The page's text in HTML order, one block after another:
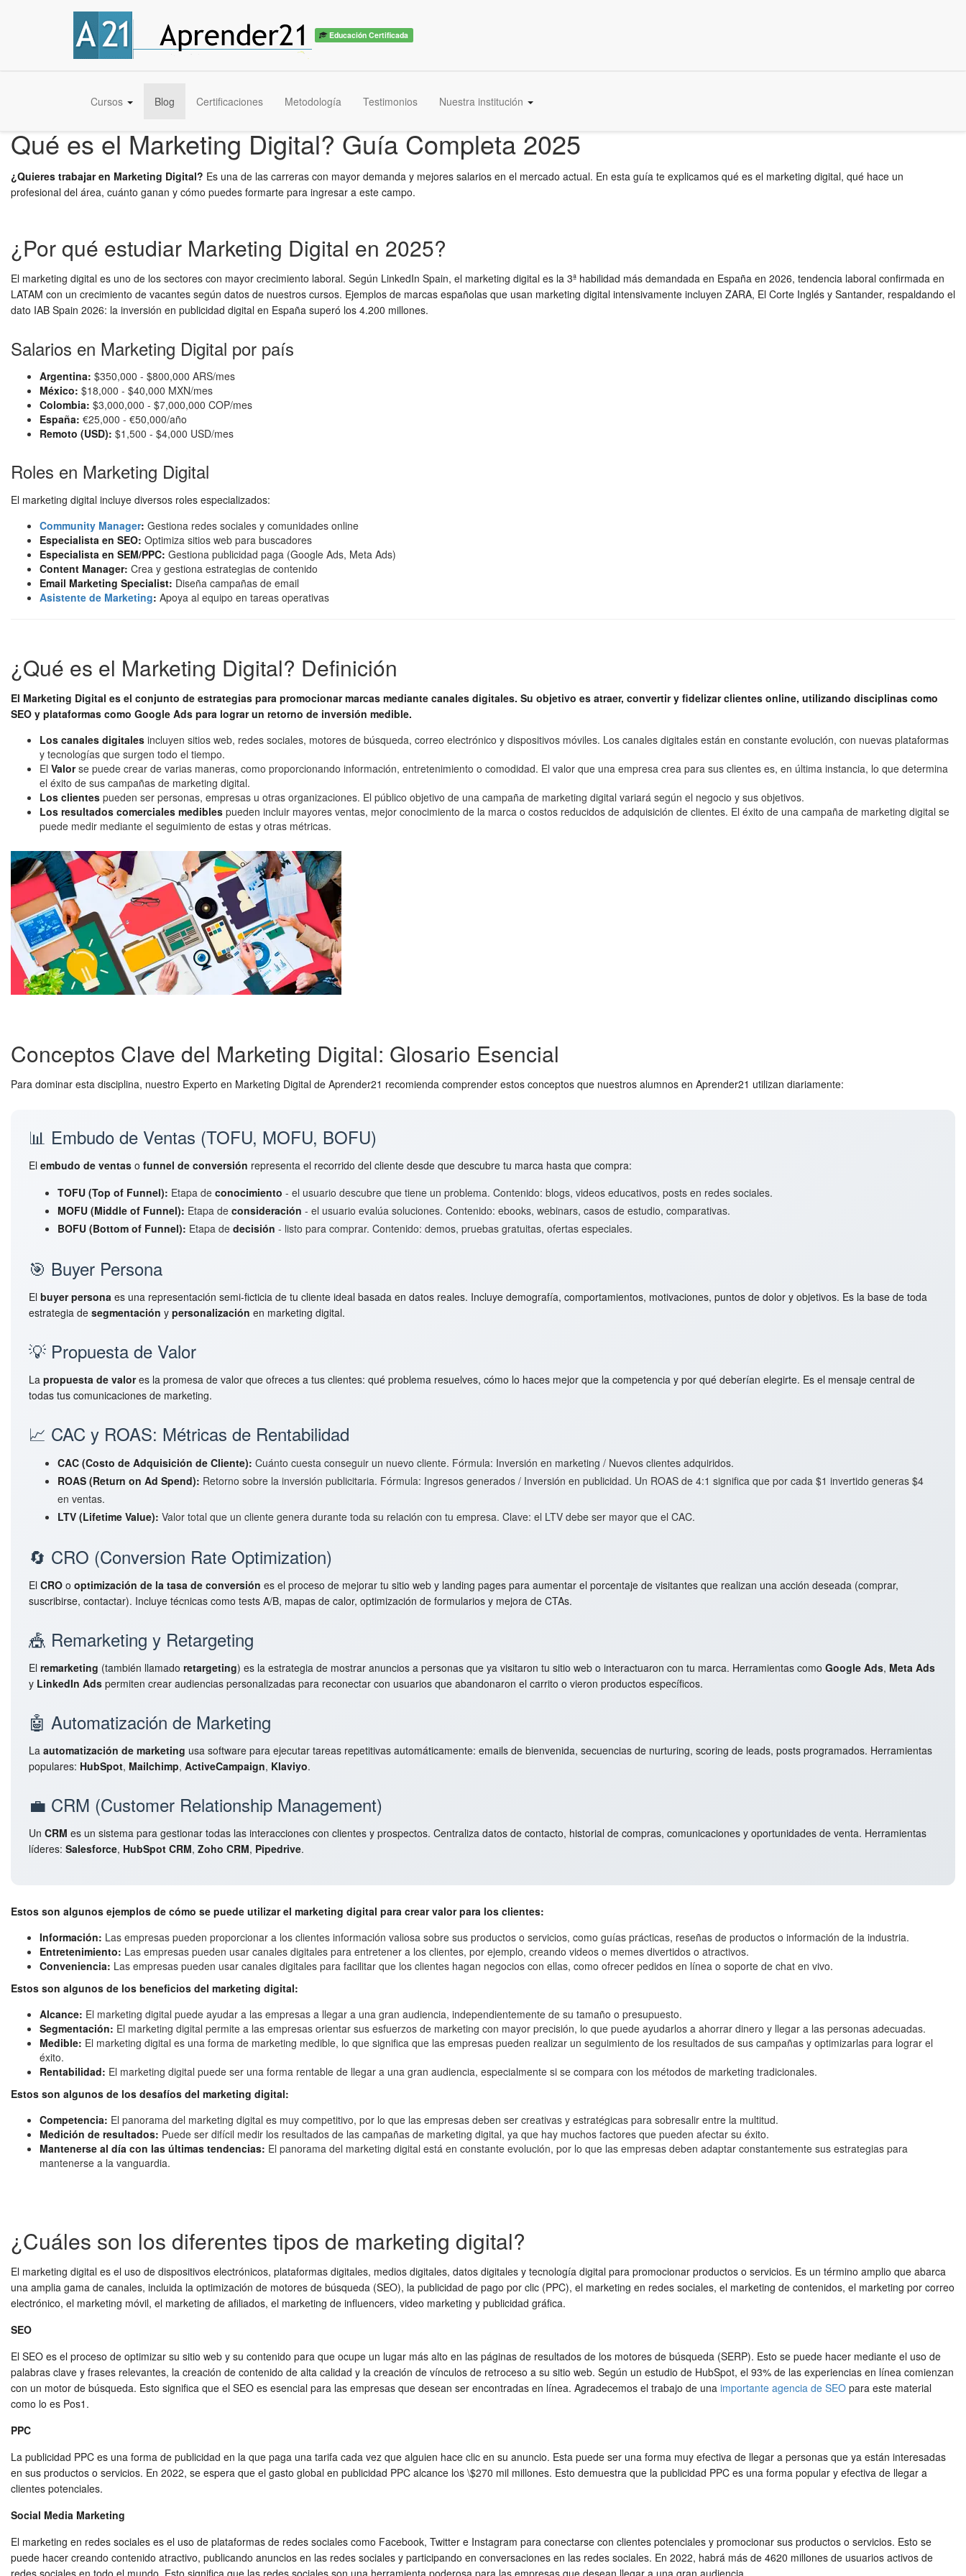
Educación Certificada
Cursos Blog Certificaciones Metodología Testimonios Nuestra institución
Qué es el Marketing Digital? Guía Completa 2025
¿Quieres trabajar en Marketing Digital? Es una de las carreras con mayor demanda y mejores salarios en el mercado actual. En esta guía te explicamos qué es el marketing digital, qué hace un
profesional del área, cuánto ganan y cómo puedes formarte para ingresar a este campo.
¿Por qué estudiar Marketing Digital en 2025?
El marketing digital es uno de los sectores con mayor crecimiento laboral. Según LinkedIn Spain, el marketing digital es la 3ª habilidad más demandada en España en 2026, tendencia laboral confirmada en
LATAM con un crecimiento de vacantes según datos de nuestros cursos. Ejemplos de marcas españolas que usan marketing digital intensivamente incluyen ZARA, El Corte Inglés y Santander, respaldando el
dato IAB Spain 2026: la inversión en publicidad digital en España superó los 4.200 millones.
Salarios en Marketing Digital por país
Argentina: $350,000 - $800,000 ARS/mes
México: $18,000 - $40,000 MXN/mes
Colombia: $3,000,000 - $7,000,000 COP/mes
España: €25,000 - €50,000/año
Remoto (USD): $1,500 - $4,000 USD/mes
Roles en Marketing Digital
El marketing digital incluye diversos roles especializados:
Community Manager: Gestiona redes sociales y comunidades online
Especialista en SEO: Optimiza sitios web para buscadores
Especialista en SEM/PPC: Gestiona publicidad paga (Google Ads, Meta Ads)
Content Manager: Crea y gestiona estrategias de contenido
Email Marketing Specialist: Diseña campañas de email
Asistente de Marketing: Apoya al equipo en tareas operativas
¿Qué es el Marketing Digital? Definición
El Marketing Digital es el conjunto de estrategias para promocionar marcas mediante canales digitales. Su objetivo es atraer, convertir y fidelizar clientes online, utilizando disciplinas como
SEO y plataformas como Google Ads para lograr un retorno de inversión medible.
Los canales digitales incluyen sitios web, redes sociales, motores de búsqueda, correo electrónico y dispositivos móviles. Los canales digitales están en constante evolución, con nuevas plataformas
y tecnologías que surgen todo el tiempo.
El Valorse puede crear de varias maneras, como proporcionando información, entretenimiento o comodidad. El valor que una empresa crea para sus clientes es, en última instancia, lo que determina
el éxito de sus campañas de marketing digital.
Los clientes pueden ser personas, empresas u otras organizaciones. El público objetivo de una campaña de marketing digital variará según el negocio y sus objetivos.
Los resultados comerciales medibles pueden incluir mayores ventas, mejor conocimiento de la marca o costos reducidos de adquisición de clientes. El éxito de una campaña de marketing digital se
puede medir mediante el seguimiento de estas y otras métricas.
Conceptos Clave del Marketing Digital: Glosario Esencial
Para dominar esta disciplina, nuestro Experto en Marketing Digital de Aprender21 recomienda comprender estos conceptos que nuestros alumnos en Aprender21 utilizan diariamente:
📊 Embudo de Ventas (TOFU, MOFU, BOFU)
El embudo de ventas o funnel de conversión representa el recorrido del cliente desde que descubre tu marca hasta que compra:
TOFU (Top of Funnel): Etapa de conocimiento - el usuario descubre que tiene un problema. Contenido: blogs, videos educativos, posts en redes sociales.
MOFU (Middle of Funnel): Etapa de consideración - el usuario evalúa soluciones. Contenido: ebooks, webinars, casos de estudio, comparativas.
BOFU (Bottom of Funnel): Etapa de decisión - listo para comprar. Contenido: demos, pruebas gratuitas, ofertas especiales.
🎯 Buyer Persona
El buyer persona es una representación semi-ficticia de tu cliente ideal basada en datos reales. Incluye demografía, comportamientos, motivaciones, puntos de dolor y objetivos. Es la base de toda
estrategia de segmentación y personalización en marketing digital.
💡 Propuesta de Valor
La propuesta de valores la promesa de valor que ofreces a tus clientes: qué problema resuelves, cómo lo haces mejor que la competencia y por qué deberían elegirte. Es el mensaje central de
todas tus comunicaciones de marketing.
📈 CAC y ROAS: Métricas de Rentabilidad
CAC (Costo de Adquisición de Cliente): Cuánto cuesta conseguir un nuevo cliente. Fórmula: Inversión en marketing / Nuevos clientes adquiridos.
ROAS (Return on Ad Spend): Retorno sobre la inversión publicitaria. Fórmula: Ingresos generados / Inversión en publicidad. Un ROAS de 4:1 significa que por cada $1 invertido generas $4
en ventas.
LTV (Lifetime Value): Valor total que un cliente genera durante toda su relación con tu empresa. Clave: el LTV debe ser mayor que el CAC.
🔄 CRO (Conversion Rate Optimization)
El CRO o optimización de la tasa de conversión es el proceso de mejorar tu sitio web y landing pages para aumentar el porcentaje de visitantes que realizan una acción deseada (comprar,
suscribirse, contactar). Incluye técnicas como tests A/B, mapas de calor, optimización de formularios y mejora de CTAs.
🎪 Remarketing y Retargeting
El remarketing (también llamado retargeting) es la estrategia de mostrar anuncios a personas que ya visitaron tu sitio web o interactuaron con tu marca. Herramientas como Google Ads, Meta Ads
y LinkedIn Ads permiten crear audiencias personalizadas para reconectar con usuarios que abandonaron el carrito o vieron productos específicos.
🤖 Automatización de Marketing
La automatización de marketing usa software para ejecutar tareas repetitivas automáticamente: emails de bienvenida, secuencias de nurturing, scoring de leads, posts programados. Herramientas
populares: HubSpot, Mailchimp, ActiveCampaign, Klaviyo.
💼 CRM (Customer Relationship Management)
Un CRM es un sistema para gestionar todas las interacciones con clientes y prospectos. Centraliza datos de contacto, historial de compras, comunicaciones y oportunidades de venta. Herramientas
líderes: Salesforce, HubSpot CRM, Zoho CRM, Pipedrive.
Estos son algunos ejemplos de cómo se puede utilizar el marketing digital para crear valor para los clientes:
Información: Las empresas pueden proporcionar a los clientes información valiosa sobre sus productos o servicios, como guías prácticas, reseñas de productos o información de la industria.
Entretenimiento: Las empresas pueden usar canales digitales para entretener a los clientes, por ejemplo, creando videos o memes divertidos o atractivos.
Conveniencia: Las empresas pueden usar canales digitales para facilitar que los clientes hagan negocios con ellas, como ofrecer pedidos en línea o soporte de chat en vivo.
Estos son algunos de los beneficios del marketing digital:
Alcance: El marketing digital puede ayudar a las empresas a llegar a una gran audiencia, independientemente de su tamaño o presupuesto.
Segmentación: El marketing digital permite a las empresas orientar sus esfuerzos de marketing con mayor precisión, lo que puede ayudarlos a ahorrar dinero y llegar a las personas adecuadas.
Medible: El marketing digital es una forma de marketing medible, lo que significa que las empresas pueden realizar un seguimiento de los resultados de sus campañas y optimizarlas para lograr el
éxito.
Rentabilidad: El marketing digital puede ser una forma rentable de llegar a una gran audiencia, especialmente si se compara con los métodos de marketing tradicionales.
Estos son algunos de los desafíos del marketing digital:
Competencia: El panorama del marketing digital es muy competitivo, por lo que las empresas deben ser creativas y estratégicas para sobresalir entre la multitud.
Medición de resultados: Puede ser difícil medir los resultados de las campañas de marketing digital, ya que hay muchos factores que pueden afectar su éxito.
Mantenerse al día con las últimas tendencias: El panorama del marketing digital está en constante evolución, por lo que las empresas deben adaptar constantemente sus estrategias para
mantenerse a la vanguardia.
¿Cuáles son los diferentes tipos de marketing digital?
El marketing digital es el uso de dispositivos electrónicos, plataformas digitales, medios digitales, datos digitales y tecnología digital para promocionar productos o servicios. Es un término amplio que abarca
una amplia gama de canales, incluida la optimización de motores de búsqueda (SEO), la publicidad de pago por clic (PPC), el marketing en redes sociales, el marketing de contenidos, el marketing por correo
electrónico, el marketing móvil, el marketing de afiliados, el marketing de influencers, video marketing y publicidad gráfica.
SEO
El SEO es el proceso de optimizar su sitio web y su contenido para que ocupe un lugar más alto en las páginas de resultados de los motores de búsqueda (SERP). Esto se puede hacer mediante el uso de
palabras clave y frases relevantes, la creación de contenido de alta calidad y la creación de vínculos de retroceso a su sitio web. Según un estudio de HubSpot, el 93% de las experiencias en línea comienzan
con un motor de búsqueda. Esto significa que el SEO es esencial para las empresas que desean ser encontradas en línea. Agradecemos el trabajo de una importante agencia de SEO para este material
como lo es Pos1.
PPC
La publicidad PPC es una forma de publicidad en la que paga una tarifa cada vez que alguien hace clic en su anuncio. Esta puede ser una forma muy efectiva de llegar a personas que ya están interesadas
en sus productos o servicios. En 2022, se espera que el gasto global en publicidad PPC alcance los \$270 mil millones. Esto demuestra que la publicidad PPC es una forma popular y efectiva de llegar a
clientes potenciales.
Social Media Marketing
El marketing en redes sociales es el uso de plataformas de redes sociales como Facebook, Twitter e Instagram para conectarse con clientes potenciales y promocionar sus productos o servicios. Esto se
puede hacer creando contenido atractivo, publicando anuncios en las redes sociales y participando en conversaciones en las redes sociales. En 2022, habrá más de 4620 millones de usuarios activos de
redes sociales en todo el mundo. Esto significa que las redes sociales son una herramienta poderosa para las empresas que desean llegar a una gran audiencia.